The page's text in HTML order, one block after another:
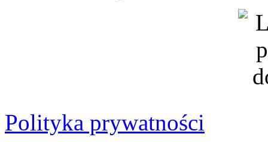
Polityka prywatności